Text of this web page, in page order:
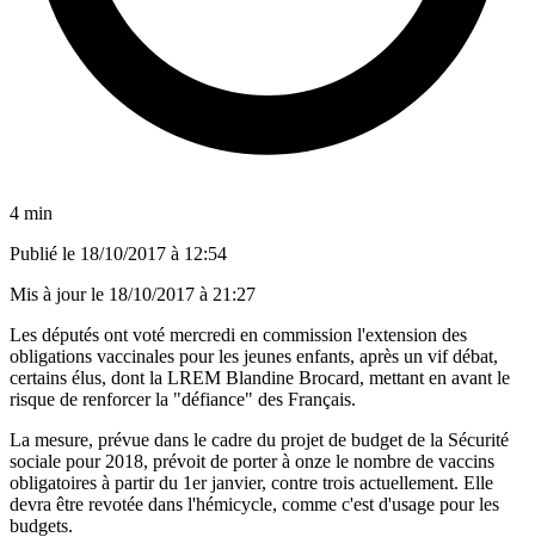
4 min
Publié le 18/10/2017 à 12:54
Mis à jour le 18/10/2017 à 21:27
Les députés ont voté mercredi en commission l'extension des
obligations vaccinales pour les jeunes enfants, après un vif débat,
certains élus, dont la LREM Blandine Brocard, mettant en avant le
risque de renforcer la "défiance" des Français.
La mesure, prévue dans le cadre du projet de budget de la Sécurité
sociale pour 2018, prévoit de porter à onze le nombre de vaccins
obligatoires à partir du 1er janvier, contre trois actuellement. Elle
devra être revotée dans l'hémicycle, comme c'est d'usage pour les
budgets.